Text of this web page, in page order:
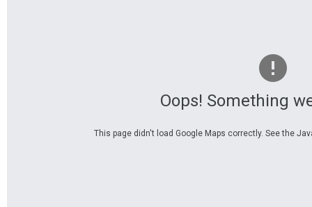
Oops! Something
This page didn't load Google Maps correctly. See the